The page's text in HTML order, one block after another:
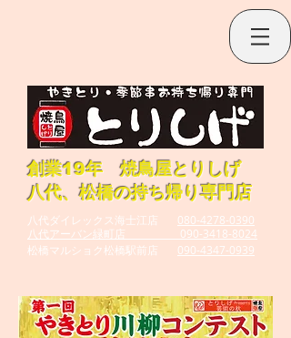
​創業19年 焼鳥屋とりしげ​
八代、松橋の持ち帰り専門店
八代ダイレックス海士江店 080-4278-0390
八代アーバン緑町店 090-3418-8024
​松橋マルショク松橋駅前店 090-4347-0939